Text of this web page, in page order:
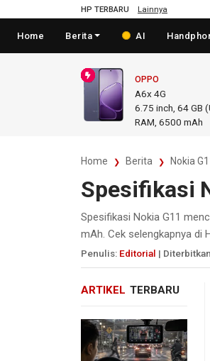
HP TERBARU Lainnya
Home Berita AI
OPPO
A6x 4G
6.75 inch, 64 GB
RAM 6500 mAh
Home Berita Nokia
Spesifikasi
Spesifikasi Nokia G11
mAh. Cek selengkapnya di
Penulis: Editorial |
ARTIKEL TERBARU